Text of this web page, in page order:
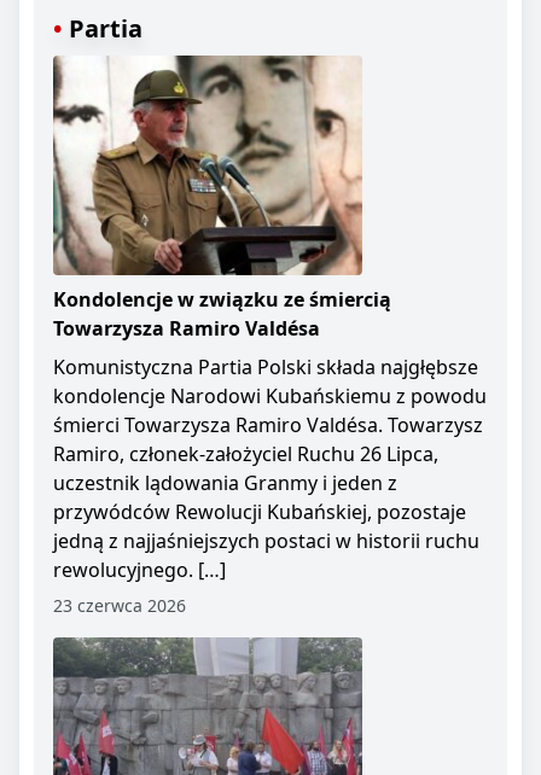
Partia
Kondolencje w związku ze śmiercią
Towarzysza Ramiro Valdésa
Komunistyczna Partia Polski składa najgłębsze
kondolencje Narodowi Kubańskiemu z powodu
śmierci Towarzysza Ramiro Valdésa. Towarzysz
Ramiro, członek-założyciel Ruchu 26 Lipca,
uczestnik lądowania Granmy i jeden z
przywódców Rewolucji Kubańskiej, pozostaje
jedną z najjaśniejszych postaci w historii ruchu
rewolucyjnego. […]
23 czerwca 2026